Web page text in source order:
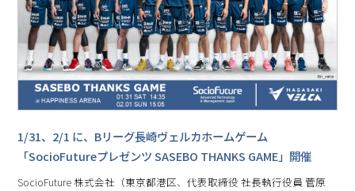
1/31、2/1 に、Bリーグ⻑崎ヴェルカホームゲーム
「SocioFutureプレゼンツ SASEBO THANKS GAME」開催
SocioFuture 株式会社（東京都港区、代表取締役 社⻑執⾏役員 菅原